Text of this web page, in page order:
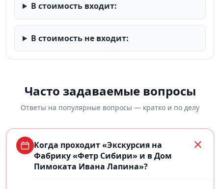
В стоимость входит:
В стоимость не входит:
Часто задаваемые вопросы
Ответы на популярные вопросы — кратко и по делу
Когда проходит «Экскурсия на
Фабрику «Фетр Сибири» и в Дом
Пимоката Ивана Лапина»?